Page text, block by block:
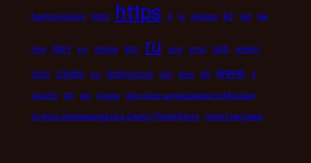
harmoniously html https ii iii iphone kz led les
mig mint mir online pro ru seo sms spb steam
stolf studio su technorosst utp was wi www x
xiaomi xn xxi кухни
продать антиквариат в Москве
скупка антиквариата в Санкт-Петербурге сплит-система